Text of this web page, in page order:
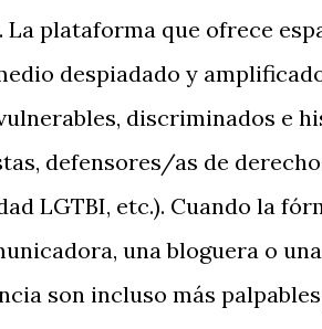
La plataforma que ofrece
despiadado y
discriminados e
defensores/as de
LGTBI, etc.). Cuando la
una bloguera o
son incluso más